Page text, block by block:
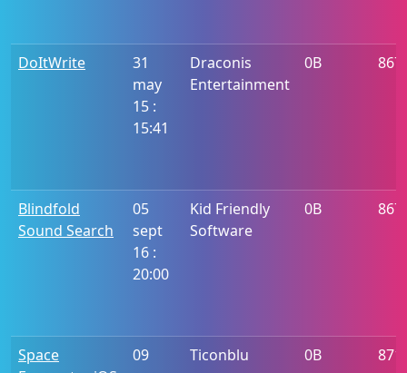
DoItWrite
31
may
15 :
15:41
Draconis
Entertainment
0B 867
Blindfold
Sound Search
05
sept
16 :
20:00
Kid Friendly
Software
0B 867
Space
09
Ticonblu 0B 871